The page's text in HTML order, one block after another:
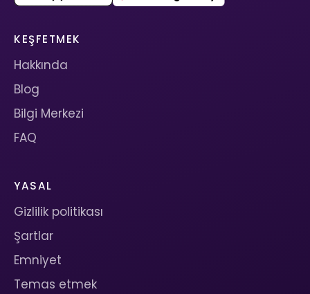
KEŞFETMEK
Hakkında
Blog
Bilgi Merkezi
FAQ
YASAL
Gizlilik politikası
Şartlar
Emniyet
Temas etmek